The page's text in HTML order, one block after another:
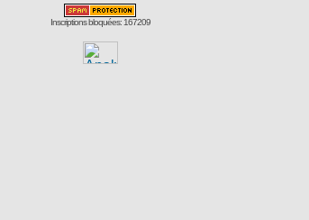
Inscriptions bloquées: 167209